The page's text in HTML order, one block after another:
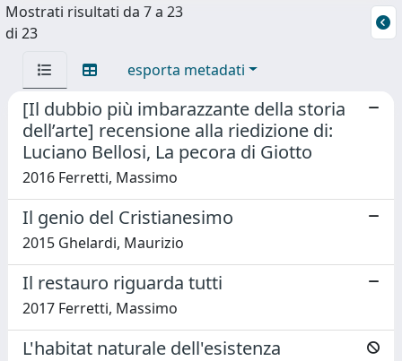
Mostrati risultati da 7 a 23
di 23
esporta metadati
[Il dubbio più imbarazzante della storia
dell’arte] recensione alla riedizione di:
Luciano Bellosi, La pecora di Giotto
2016 Ferretti, Massimo
Il genio del Cristianesimo
2015 Ghelardi, Maurizio
Il restauro riguarda tutti
2017 Ferretti, Massimo
L'habitat naturale dell'esistenza